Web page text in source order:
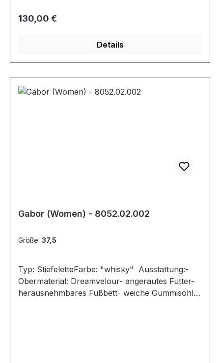
Regulärer Preis:
130,00 €
Details
Gabor (Women) - 8052.02.002
Größe: 37,5
Typ: StiefeletteFarbe: "whisky" Ausstattung:-
Obermaterial: Dreamvelour- angerautes Futter-
herausnehmbares Fußbett- weiche Gummisohle-